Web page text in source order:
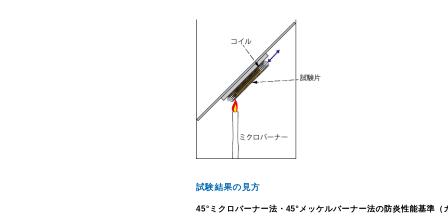
試験結果の見方
45°ミクロバーナー法・45°メッケルバーナー法の防炎性能基準（